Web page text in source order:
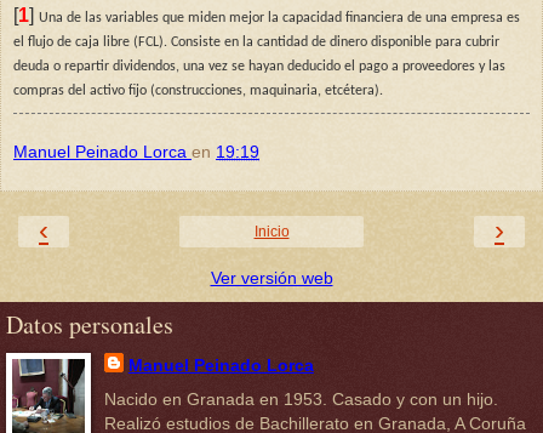
1
Una de las variables que miden mejor la capacidad financiera de una empresa es
el flujo de caja libre (FCL). Consiste en la cantidad de dinero disponible para cubrir
deuda o repartir dividendos, una vez se hayan deducido el pago a proveedores y las
compras del activo fijo (construcciones, maquinaria, etcétera).
Manuel Peinado Lorca en 19:19
‹ ›
Inicio
Ver versión web
Datos personales
Manuel Peinado Lorca
Nacido en Granada en 1953. Casado y con un hijo.
Realizó estudios de Bachillerato en Granada, A Coruña